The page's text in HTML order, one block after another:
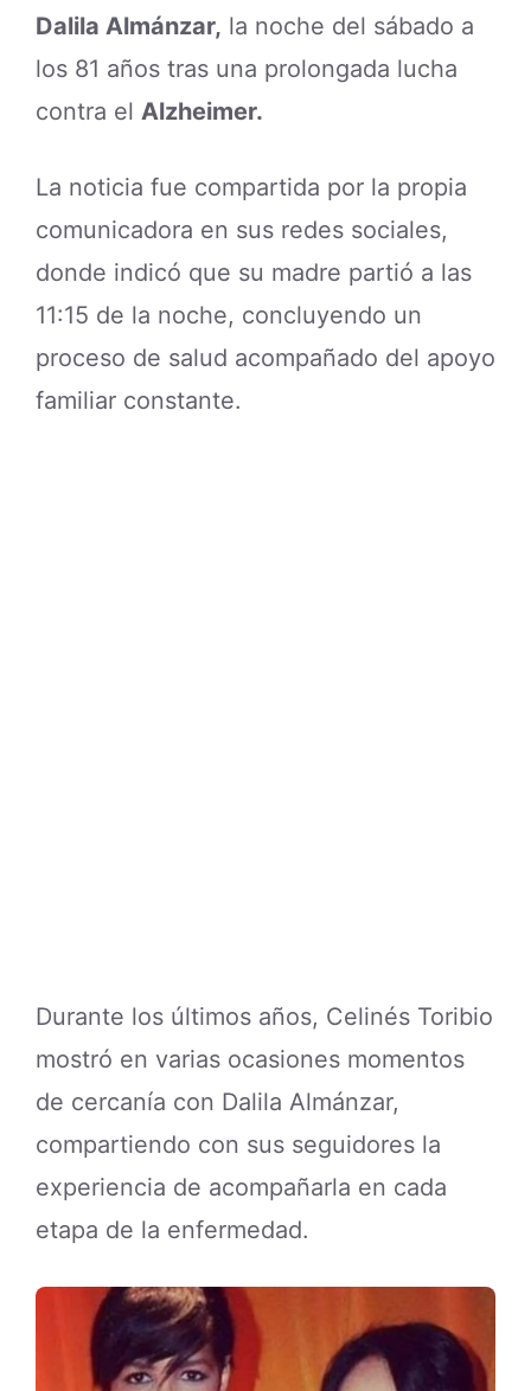
Dalila Almánzar, la noche del sábado a
los 81 años tras una prolongada lucha
contra el Alzheimer.
La noticia fue compartida por la propia
comunicadora en sus redes sociales,
donde indicó que su madre partió a las
11:15 de la noche, concluyendo un
proceso de salud acompañado del apoyo
familiar constante.
Durante los últimos años, Celinés Toribio
mostró en varias ocasiones momentos
de cercanía con Dalila Almánzar,
compartiendo con sus seguidores la
experiencia de acompañarla en cada
etapa de la enfermedad.